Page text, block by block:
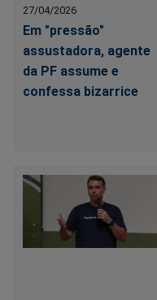
27/04/2026
Em "pressão"
assustadora, agente
da PF assume e
confessa bizarrice